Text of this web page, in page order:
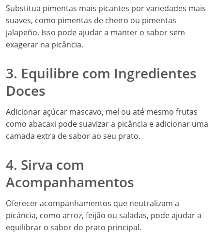
Substitua pimentas mais picantes por variedades mais
suaves, como pimentas de cheiro ou pimentas
jalapeño. Isso pode ajudar a manter o sabor sem
exagerar na picância.
3. Equilibre com Ingredientes
Doces
Adicionar açúcar mascavo, mel ou até mesmo frutas
como abacaxi pode suavizar a picância e adicionar uma
camada extra de sabor ao seu prato.
4. Sirva com
Acompanhamentos
Oferecer acompanhamentos que neutralizam a
picância, como arroz, feijão ou saladas, pode ajudar a
equilibrar o sabor do prato principal.